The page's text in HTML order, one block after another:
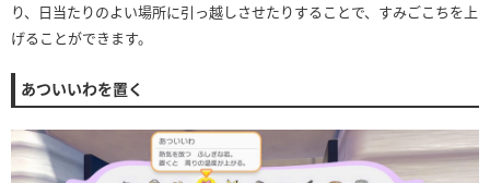
り、日当たりのよい場所に引っ越しさせたりすることで、すみごこちを上
げることができます。
あついいわを置く